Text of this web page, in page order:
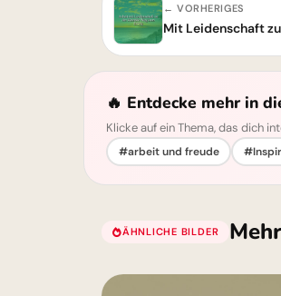
← VORHERIGES
Mit Leidenschaft
🔥 Entdecke mehr in
Klicke auf ein Thema, das dich
#arbeit und freude
ÄHNLICHE BILDER